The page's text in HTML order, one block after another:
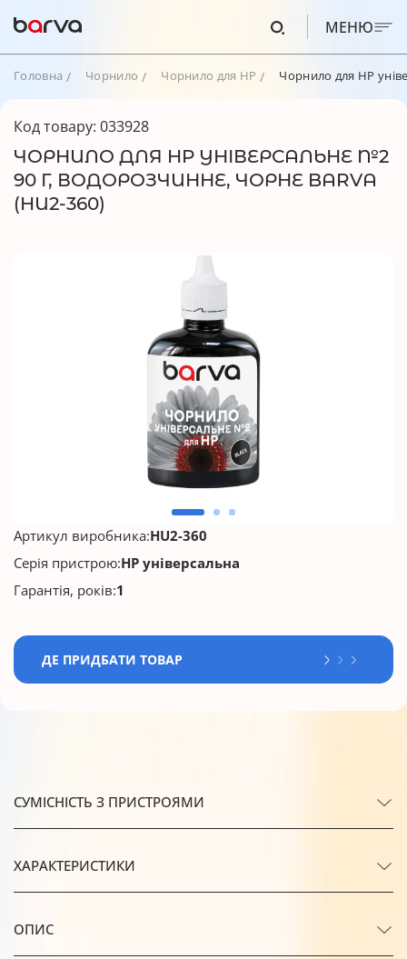
МЕНЮ
Головна Чорнило Чорнило для HP Чорнило для HP
Код товару: 033928
ЧОРНИЛО ДЛЯ HP УНІВЕРСАЛЬНЕ №2
90 Г, ВОДОРОЗЧИННЕ, ЧОРНЕ BARVA
(HU2-360)
Артикул виробника:HU2-360
Серія пристрою:HP універсальна
Гарантія, років:1
ДЕ ПРИДБАТИ ТОВАР
СУМІСНІСТЬ З ПРИСТРОЯМИ
ХАРАКТЕРИСТИКИ
ОПИС